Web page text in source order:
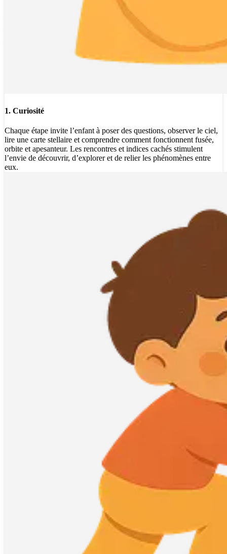
1. Curiosité
Chaque étape invite l’enfant à poser des questions, observer le ciel,
lire une carte stellaire et comprendre comment fonctionnent fusée,
orbite et apesanteur. Les rencontres et indices cachés stimulent
l’envie de découvrir, d’explorer et de relier les phénomènes entre
eux.